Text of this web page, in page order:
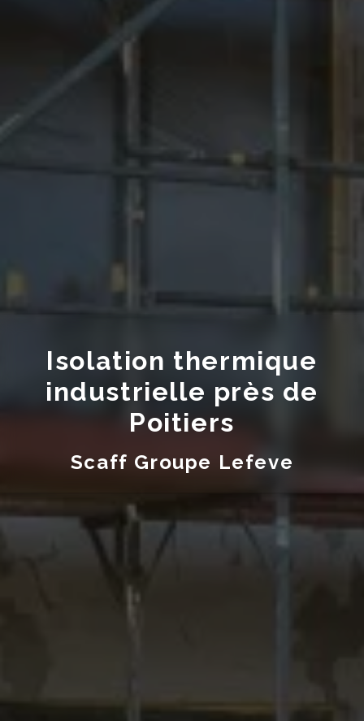
Isolation thermique
industrielle près de
Poitiers
Scaff Groupe Lefeve